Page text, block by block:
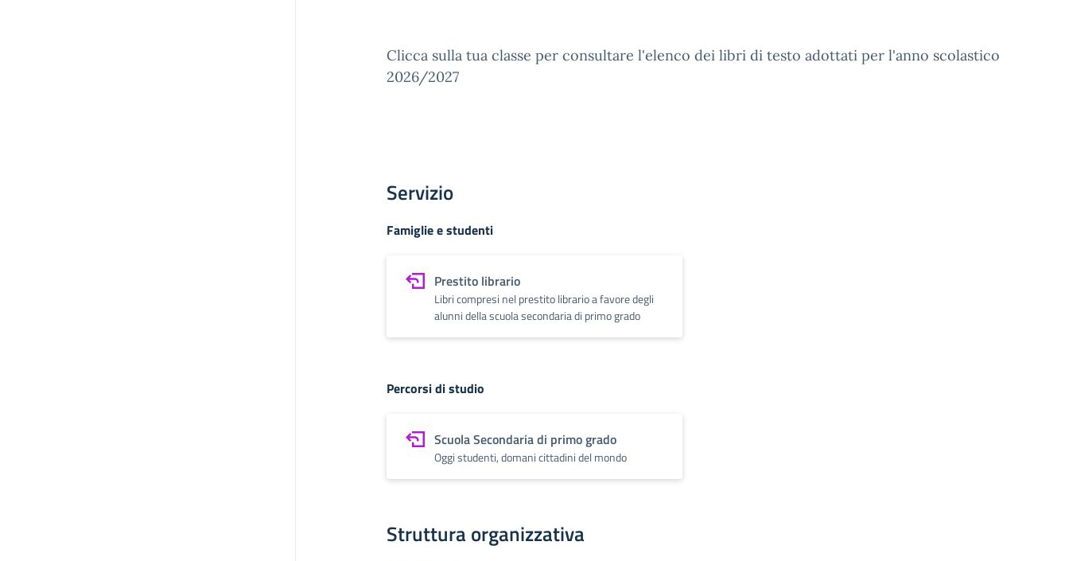
Clicca sulla tua classe per consultare l'elenco dei libri di testo adottati per l'anno scolastico
2026/2027
Servizio
Famiglie e studenti
Prestito librario
Libri compresi nel prestito librario a favore degli
alunni della scuola secondaria di primo grado
Percorsi di studio
Scuola Secondaria di primo grado
Oggi studenti, domani cittadini del mondo
Struttura organizzativa